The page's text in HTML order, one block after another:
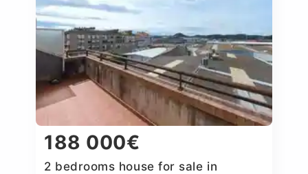
188 000€
2 bedrooms house for sale in